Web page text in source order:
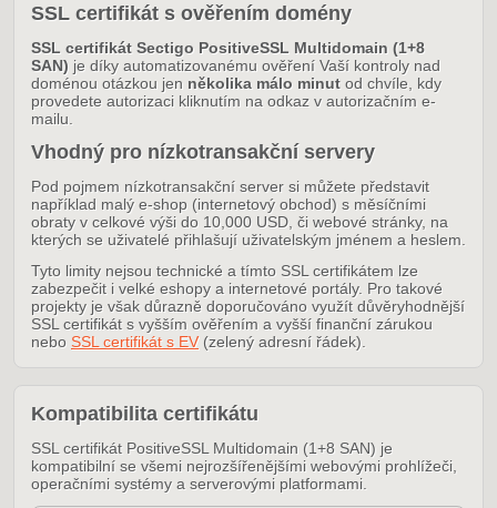
SSL certifikát s ověřením domény
SSL certifikát Sectigo PositiveSSL Multidomain (1+8
SAN) je díky automatizovanému ověření Vaší kontroly nad
doménou otázkou jen několika málo minut od chvíle, kdy
provedete autorizaci kliknutím na odkaz v autorizačním e-
mailu.
Vhodný pro nízkotransakční servery
Pod pojmem nízkotransakční server si můžete představit
například malý e-shop (internetový obchod) s měsíčními
obraty v celkové výši do 10,000 USD, či webové stránky, na
kterých se uživatelé přihlašují uživatelským jménem a heslem.
Tyto limity nejsou technické a tímto SSL certifikátem lze
zabezpečit i velké eshopy a internetové portály. Pro takové
projekty je však důrazně doporučováno využít důvěryhodnější
SSL certifikát s vyšším ověřením a vyšší finanční zárukou
nebo SSL certifikát s EV(zelený adresní řádek).
Kompatibilita certifikátu
SSL certifikát PositiveSSL Multidomain (1+8 SAN) je
kompatibilní se všemi nejrozšířenějšími webovými prohlížeči,
operačními systémy a serverovými platformami.